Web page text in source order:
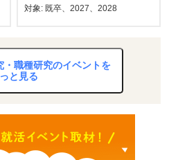
対象: 既卒、2027、2028
・職種研究のイベントを
と見る